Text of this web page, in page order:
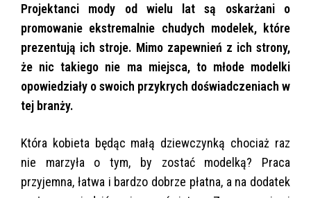
Projektanci mody od wielu lat są oskarżani o
promowanie ekstremalnie chudych modelek, które
prezentują ich stroje. Mimo zapewnień z ich strony,
że nic takiego nie ma miejsca, to młode modelki
opowiedziały o swoich przykrych doświadczeniach w
tej branży.
Która kobieta będąc małą dziewczynką chociaż raz
nie marzyła o tym, by zostać modelką? Praca
przyjemna, łatwa i bardzo dobrze płatna, a na dodatek